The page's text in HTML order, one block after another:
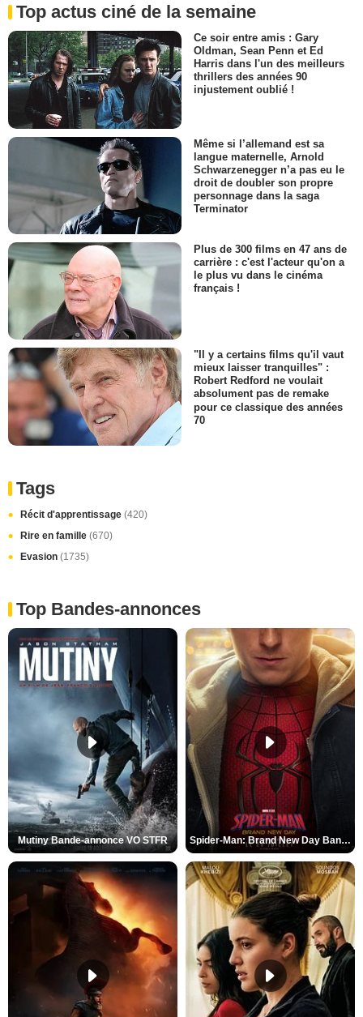
Top actus ciné de la semaine
Ce soir entre amis : Gary
Oldman, Sean Penn et Ed
Harris dans l'un des meilleurs
thrillers des années 90
injustement oublié !
Même si l’allemand est sa
langue maternelle, Arnold
Schwarzenegger n’a pas eu le
droit de doubler son propre
personnage dans la saga
Terminator
Plus de 300 films en 47 ans de
carrière : c'est l'acteur qu'on a
le plus vu dans le cinéma
français !
"Il y a certains films qu'il vaut
mieux laisser tranquilles" :
Robert Redford ne voulait
absolument pas de remake
pour ce classique des années
70
Tags
Récit d'apprentissage (420)
Rire en famille (670)
Evasion (1735)
Top Bandes-annonces
Mutiny Bande-annonce VO STFR Spider-Man: Brand New Day Bande-annonce VO STFR